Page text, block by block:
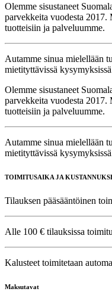
Olemme sisustaneet
parvekkeita vuodesta
tuotteisiin ja palveluumme.
Autamme sinua mielellään
mietityttävissä
Olemme sisustaneet
parvekkeita vuodesta
tuotteisiin ja palveluumme.
Autamme sinua mielellään
mietityttävissä
TOIMITUSAIKA JA
Tilauksen pääsääntöinen
Alle 100 € tilauksissa
Kalusteet toimitetaan
Maksutavat